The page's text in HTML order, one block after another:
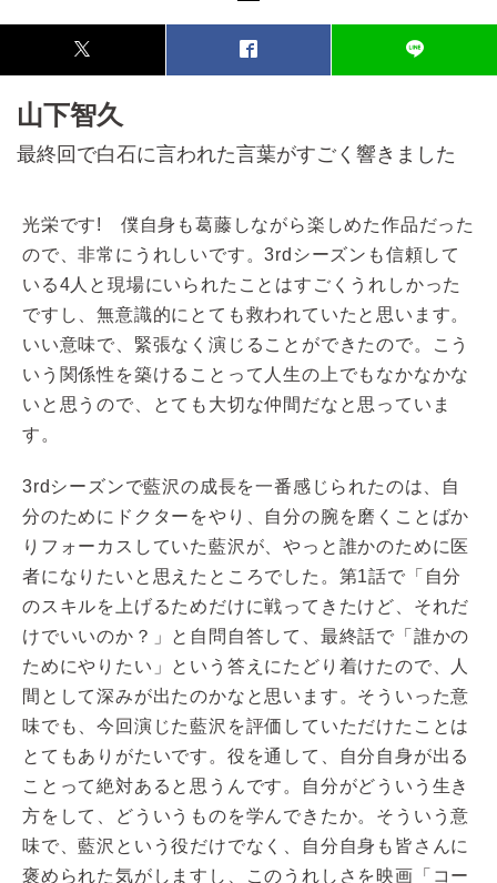
山下智久
最終回で白石に言われた言葉がすごく響きました
光栄です! 僕自身も葛藤しながら楽しめた作品だった
ので、非常にうれしいです。3rdシーズンも信頼して
いる4人と現場にいられたことはすごくうれしかった
ですし、無意識的にとても救われていたと思います。
いい意味で、緊張なく演じることができたので。こう
いう関係性を築けることって人生の上でもなかなかな
いと思うので、とても大切な仲間だなと思っていま
す。
3rdシーズンで藍沢の成長を一番感じられたのは、自
分のためにドクターをやり、自分の腕を磨くことばか
りフォーカスしていた藍沢が、やっと誰かのために医
者になりたいと思えたところでした。第1話で「自分
のスキルを上げるためだけに戦ってきたけど、それだ
けでいいのか？」と自問自答して、最終話で「誰かの
ためにやりたい」という答えにたどり着けたので、人
間として深みが出たのかなと思います。そういった意
味でも、今回演じた藍沢を評価していただけたことは
とてもありがたいです。役を通して、自分自身が出る
ことって絶対あると思うんです。自分がどういう生き
方をして、どういうものを学んできたか。そういう意
味で、藍沢という役だけでなく、自分自身も皆さんに
褒められた気がしますし、このうれしさを映画「コー